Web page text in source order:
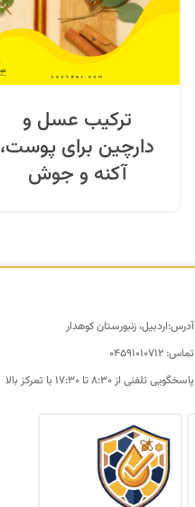
ترکیب عسل و
دارچین برای پوست،
آکنه و جوش
آدرس:اردبیل، زنبورستان کوهدار
تماس: 04591010712
پاسخگویی تلفنی از ۸:۳۰ تا ۱۷:۳۰ با تمرکز بالا